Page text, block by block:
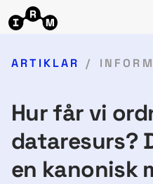
ARTIKLAR
Hur får vi
dataresurs?
en kanonisk